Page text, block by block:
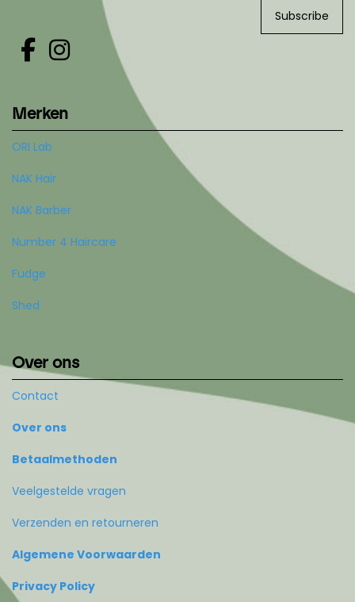
Subscribe
Merken
ORI Lab
NAK Hair
NAK Barber
Number 4 Haircare
Fudge
Shed
Over ons
Contact
Over ons
Betaalmethoden
Veelgestelde vragen
Verzenden en retourneren
Algemene Voorwaarden
Privacy Policy